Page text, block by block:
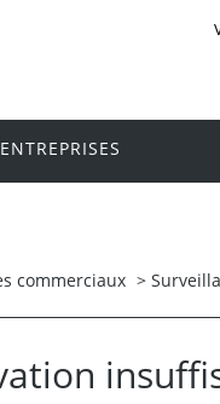
ENTREPRISES
commerciaux >